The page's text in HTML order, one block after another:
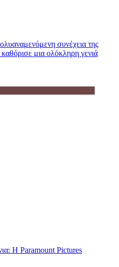
συνέχεια της
μια ολόκληρη γενιά
Η Paramount Pictures